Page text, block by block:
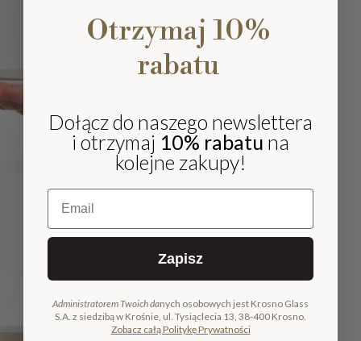
Otrzymaj 10%
rabatu
Dołącz do naszego newslettera
i otrzymaj 10% rabatu na
kolejne zakupy!
Email
Zapisz
Administratorem Twoich danych osobowych jest Krosno Glass
S.A. z siedzibą w Krośnie, ul. Tysiąclecia 13, 38-400 Krosno.
Zobacz całą Politykę Prywatności